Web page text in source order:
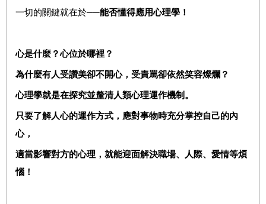
一切的關鍵就在於──能否懂得應用心理學！
心是什麼？心位於哪裡？
為什麼有人受讚美卻不開心，受責罵卻依然笑容燦爛？
心理學就是在探究並釐清人類心理運作機制。
只要了解人心的運作方式，應對事物時充分掌控自己的內
心，
適當影響對方的心理，就能迎面解決職場、人際、愛情等煩
惱！